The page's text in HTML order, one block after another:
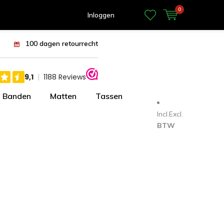
Inloggen
0
100 dagen retourrecht
Banden Matten Tassen
Incl.Excl.
BTW